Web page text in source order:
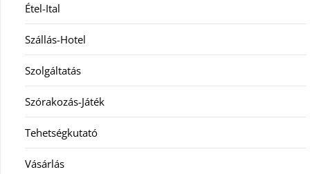
Étel-Ital
Szállás-Hotel
Szolgáltatás
Szórakozás-Játék
Tehetségkutató
Vásárlás